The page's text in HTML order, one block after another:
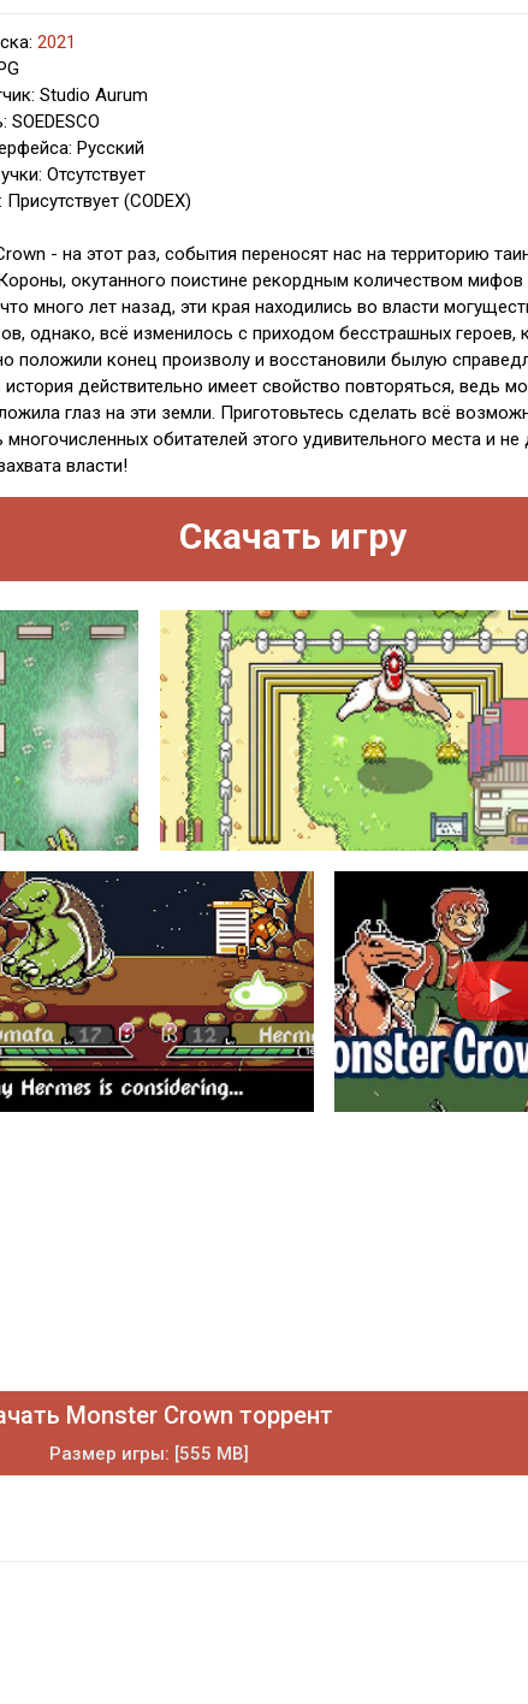
2021
Studio Aurum
SOEDESCO
Русский
Отсутствует
Присутствует (CODEX)
- на этот раз, события переносят нас на территорию
окутанного поистине рекордным количеством мифов
много лет назад, эти края находились во власти
однако, всё изменилось с приходом бесстрашных героев,
положили конец произволу и восстановили былую
история действительно имеет свойство повторяться, ведь
глаз на эти земли. Приготовьтесь сделать всё
многочисленных обитателей этого удивительного места и не
власти!
Скачать игру
Monster Crown торрент
Размер игры: [555 MB]